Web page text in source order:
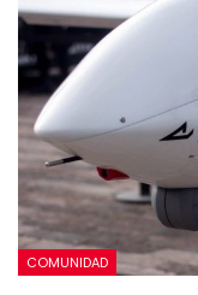
COMUNIDAD